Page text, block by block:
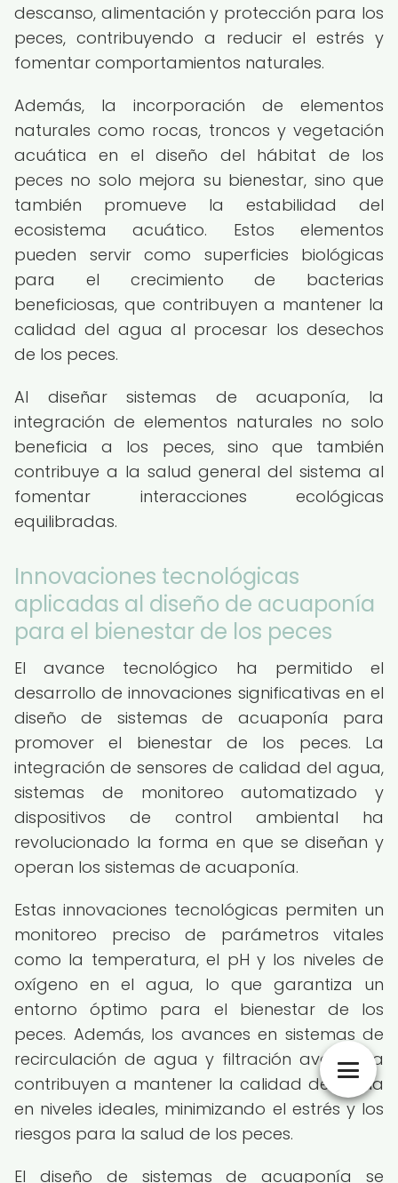
descanso, alimentación y protección para los
peces, contribuyendo a reducir el estrés y
fomentar comportamientos naturales.
Además, la incorporación de elementos
naturales como rocas, troncos y vegetación
acuática en el diseño del hábitat de los
peces no solo mejora su bienestar, sino que
también promueve la estabilidad del
ecosistema acuático. Estos elementos
pueden servir como superficies biológicas
para el crecimiento de bacterias
beneficiosas, que contribuyen a mantener la
calidad del agua al procesar los desechos
de los peces.
Al diseñar sistemas de acuaponía, la
integración de elementos naturales no solo
beneficia a los peces, sino que también
contribuye a la salud general del sistema al
fomentar interacciones ecológicas
equilibradas.
Innovaciones tecnológicas
aplicadas al diseño de acuaponía
para el bienestar de los peces
El avance tecnológico ha permitido el
desarrollo de innovaciones significativas en el
diseño de sistemas de acuaponía para
promover el bienestar de los peces. La
integración de sensores de calidad del agua,
sistemas de monitoreo automatizado y
dispositivos de control ambiental ha
revolucionado la forma en que se diseñan y
operan los sistemas de acuaponía.
Estas innovaciones tecnológicas permiten un
monitoreo preciso de parámetros vitales
como la temperatura, el pH y los niveles de
oxígeno en el agua, lo que garantiza un
entorno óptimo para el bienestar de los
peces. Además, los avances en sistemas de
recirculación de agua y filtración avanzada
contribuyen a mantener la calidad del agua
en niveles ideales, minimizando el estrés y los
riesgos para la salud de los peces.
El diseño de sistemas de acuaponía se